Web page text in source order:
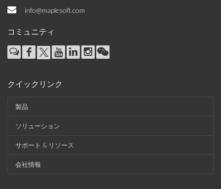
info@maplesoft.com
コミュニティ
クイックリンク
製品
ソリューション
サポート & リソース
会社情報